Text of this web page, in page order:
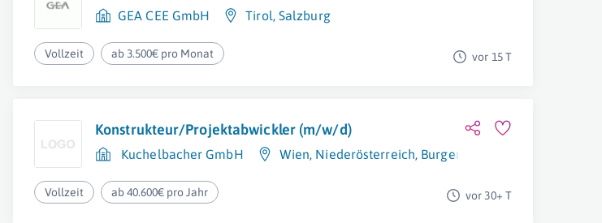
GEA CEE GmbH Tirol, Salzburg
Vollzeit ab 3.500€ pro Monat vor 15 T
Konstrukteur/Projektabwickler (m/w/d)
Kuchelbacher GmbH Wien, Niederösterreich, Burgenland
Vollzeit ab 40.600€ pro Jahr vor 30+ T